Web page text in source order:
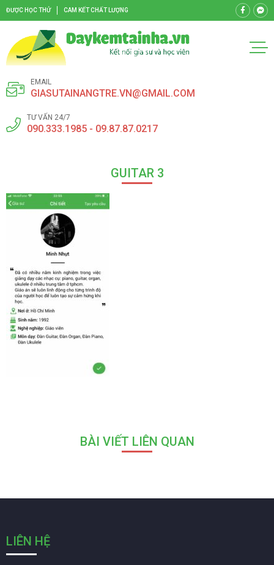
ĐƯỢC HỌC THỬ CAM KẾT CHẤT LƯỢNG
EMAIL
GIASUTAINANGTRE.VN@GMAIL.COM
TƯ VẤN 24/7
090.333.1985 - 09.87.87.0217
GUITAR 3
BÀI VIẾT LIÊN QUAN
LIÊN HỆ